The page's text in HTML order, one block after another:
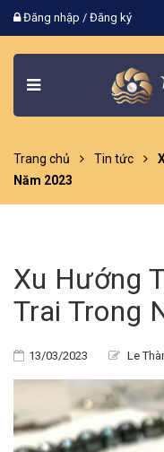
Đăng nhập / Đăng ký
Trang chủ Tin tức
Năm 2023
Xu Hướng
Trai Trong
13/03/2023 Le